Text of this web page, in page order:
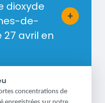
dioxyde
de-
avril en
+
Bouton
concentrations de